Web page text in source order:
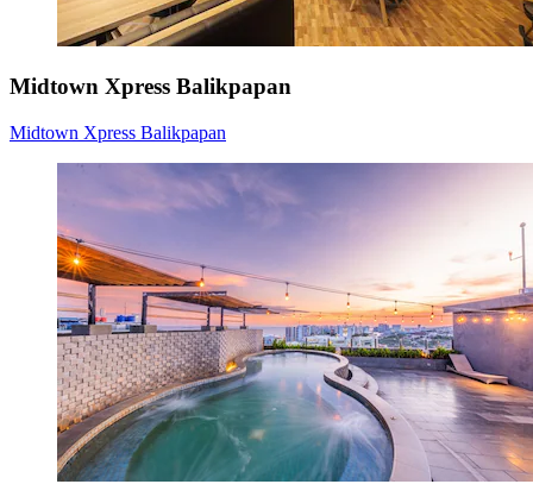
Midtown Xpress Balikpapan
Midtown Xpress Balikpapan